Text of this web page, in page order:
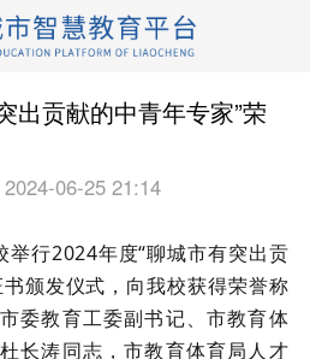
出贡献的中青年专家”荣
2024-06-25 21:14
举行2024年度“聊城市有突出贡
颁发仪式，向我校获得荣誉称
委教育工委副书记、市教育体
长涛同志，市教育体育局人才